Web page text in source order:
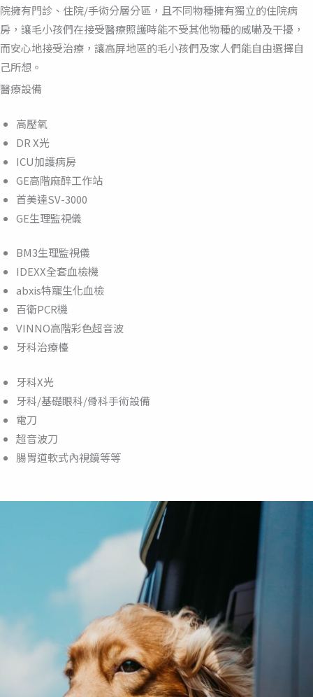
院擁有門診、住院/手術分層分區，且不同物種擁有獨立的住院病
房，讓毛小孩們在接受醫療照護時能不受其他物種的威嚇及干擾，
而安心地接受治療，讓高屏地區的毛小孩們及家人們能自由選擇自
己所想。
醫療設備
高壓氧
DR X光
ICU加護病房
GE高階麻醉工作站
首美達SV-3000
GE生理監視儀
BM3生理監視儀
IDEXX全套血檢機
abxis特寵生化血檢
百衛PCR機
VINNO高階彩色超音波
牙科治療檯
牙科X光
牙科/基礎眼科/骨科手術設備
電刀
超音波刀
腸胃道軟式內視鏡等等